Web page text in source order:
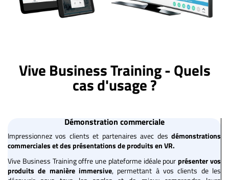
Vive Business Training - Quels
cas d'usage ?
Démonstration commerciale
Impressionnez vos clients et partenaires avec des démonstrations
commerciales et des présentations de produits en VR.
Vive Business Training offre une plateforme idéale pourprésenter vos
produits de manière immersive, permettant à vos clients de les